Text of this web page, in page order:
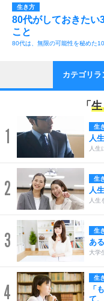
生き方
80代がしておきたい
こと
80代は、無限の可能性を秘めた10
カテゴリラ
「
1 生
人
人生
2 生
人
人生
3 生
あ
大学
4
生
「
て